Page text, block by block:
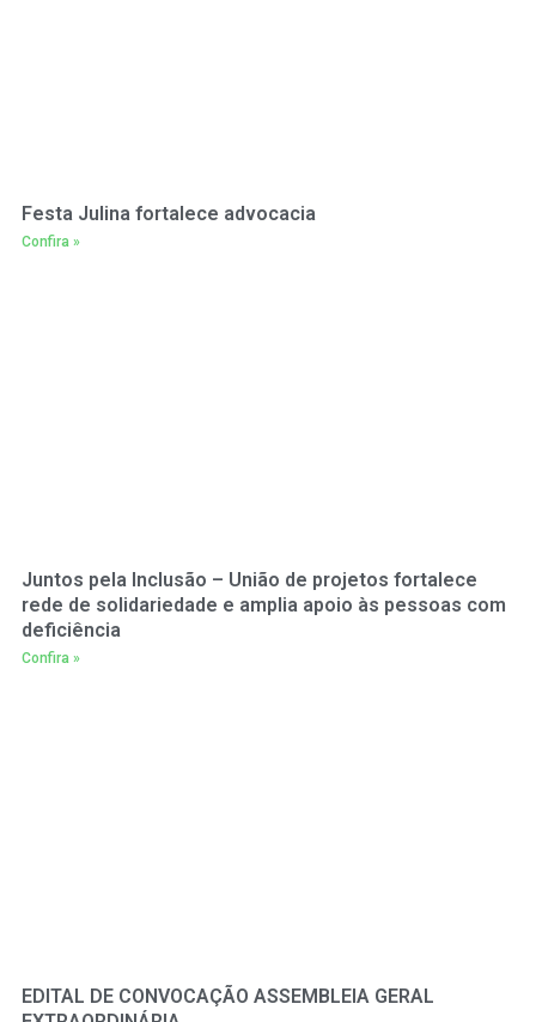
Festa Julina fortalece advocacia
Confira »
Juntos pela Inclusão – União de projetos fortalece
rede de solidariedade e amplia apoio às pessoas com
deficiência
Confira »
EDITAL DE CONVOCAÇÃO ASSEMBLEIA GERAL